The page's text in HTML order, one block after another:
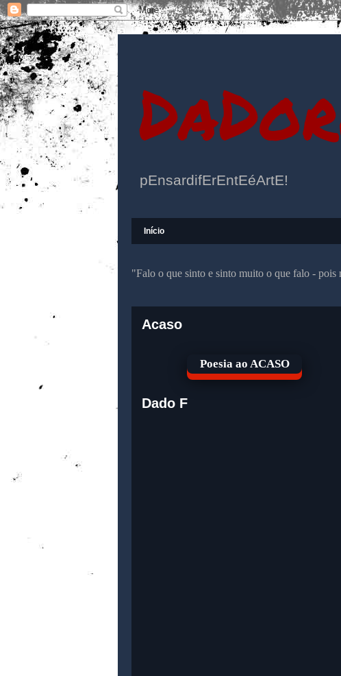
pEnsardifErEntEéArtE!
Início
"Falo o que sinto e sinto muito o que falo -
Acaso
Poesia ao ACASO
Dado F